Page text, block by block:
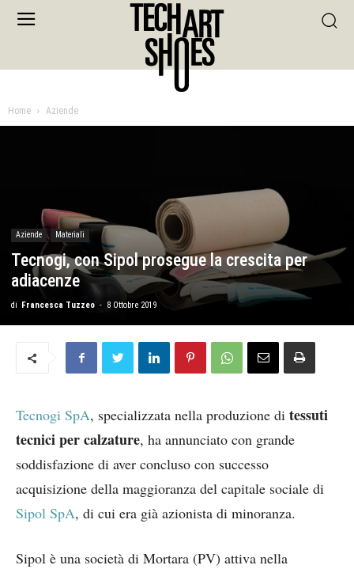
Home Aziende
Aziende Materiali
Tecnogi, con Sipol prosegue la crescita per
adiacenze
di Francesca Tuzzeo - 8 Ottobre 2019
Tecnogi SpA, specializzata nella produzione di tessuti
tecnici per calzature, ha annunciato con grande
soddisfazione di aver concluso con successo
acquisizione della maggioranza del capitale sociale di
Sipol SpA, di cui era già azionista di minoranza.
Sipol è una società di Mortara (PV) attiva nella